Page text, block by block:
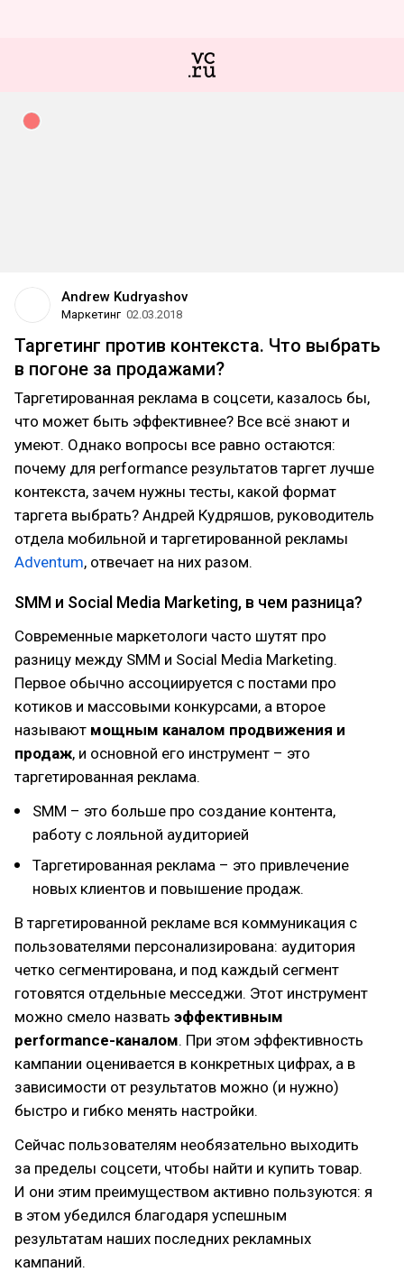
Andrew Kudryashov
Маркетинг 02.03.2018
Таргетинг против контекста. Что выбрать
в погоне за продажами?
Таргетированная реклама в соцсети, казалось бы,
что может быть эффективнее? Все всё знают и
умеют. Однако вопросы все равно остаются:
почему для performance результатов таргет лучше
контекста, зачем нужны тесты, какой формат
таргета выбрать? Андрей Кудряшов, руководитель
отдела мобильной и таргетированной рекламы
Adventum, отвечает на них разом.
SMM и Social Media Marketing, в чем разница?
Современные маркетологи часто шутят про
разницу между SMM и Social Media Marketing.
Первое обычно ассоциируется с постами про
котиков и массовыми конкурсами, а второе
называют мощным каналом продвижения и
продаж, и основной его инструмент – это
таргетированная реклама.
SMM – это больше про создание контента,
работу с лояльной аудиторией
Таргетированная реклама – это привлечение
новых клиентов и повышение продаж.
В таргетированной рекламе вся коммуникация с
пользователями персонализирована: аудитория
четко сегментирована, и под каждый сегмент
готовятся отдельные месседжи. Этот инструмент
можно смело назвать эффективным
performance-каналом. При этом эффективность
кампании оценивается в конкретных цифрах, а в
зависимости от результатов можно (и нужно)
быстро и гибко менять настройки.
Сейчас пользователям необязательно выходить
за пределы соцсети, чтобы найти и купить товар.
И они этим преимуществом активно пользуются: я
в этом убедился благодаря успешным
результатам наших последних рекламных
кампаний.